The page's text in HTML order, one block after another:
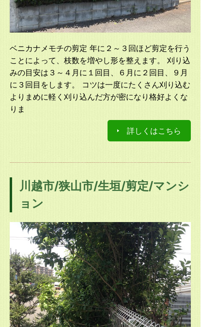
ベニカナメモチの剪定 年に２～３回ほど剪定を行う
ことによって、枝数を増やし形を整えます。 刈り込
みの目安は３～４月に１回目、６月に２回目、９月
に３回目をします。 コツは一度にたくさん刈り込む
よりまめに軽く刈り込んだ方が密になり格好よくな
りま
詳しくはこちら
川越市/狭山市/生垣/剪定/マンシ
ョン